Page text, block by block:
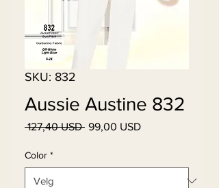
SKU: 832
Aussie Austine 832
127,40 USD Vanlig
99,00 USDSalgspris
Color *